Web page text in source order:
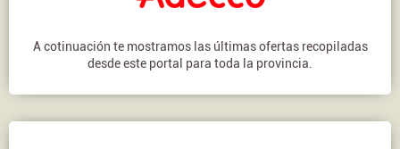
A cotinuación te mostramos las últimas ofertas recopiladas
desde este portal para toda la provincia.